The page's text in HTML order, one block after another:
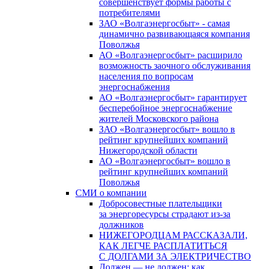
совершенствует формы работы с
потребителями
ЗАО «Волгаэнергосбыт» - самая
динамично развивающаяся компания
Поволжья
АО «Волгаэнергосбыт» расширило
возможность заочного обслуживания
населения по вопросам
энергоснабжения
АО «Волгаэнергосбыт» гарантирует
бесперебойное энергоснабжение
жителей Московского района
ЗАО «Волгаэнергосбыт» вошло в
рейтинг крупнейших компаний
Нижегородской области
АО «Волгаэнергосбыт» вошло в
рейтинг крупнейших компаний
Поволжья
СМИ о компании
Добросовестные плательщики
за энергоресурсы страдают из-за
должников
НИЖЕГОРОДЦАМ РАССКАЗАЛИ,
КАК ЛЕГЧЕ РАСПЛАТИТЬСЯ
С ДОЛГАМИ ЗА ЭЛЕКТРИЧЕСТВО